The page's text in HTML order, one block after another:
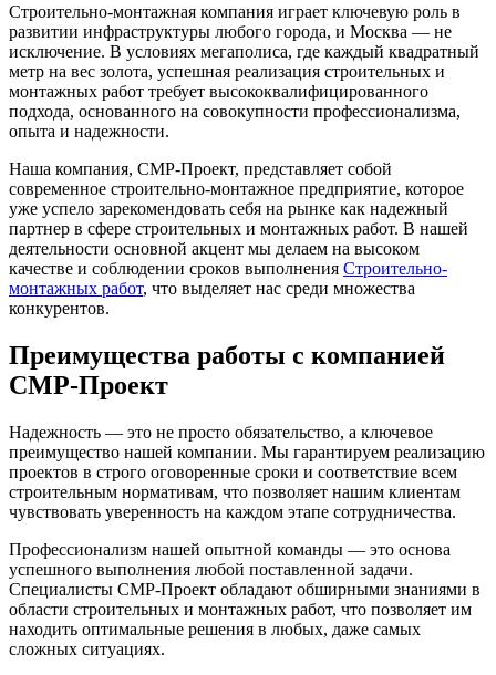
Строительно-монтажная компания играет ключевую роль в
развитии инфраструктуры любого города, и Москва — не
исключение. В условиях мегаполиса, где каждый квадратный
метр на вес золота, успешная реализация строительных и
монтажных работ требует высококвалифицированного
подхода, основанного на совокупности профессионализма,
опыта и надежности.
Наша компания, СМР-Проект, представляет собой
современное строительно-монтажное предприятие, которое
уже успело зарекомендовать себя на рынке как надежный
партнер в сфере строительных и монтажных работ. В нашей
деятельности основной акцент мы делаем на высоком
качестве и соблюдении сроков выполнения Строительно-
монтажных работ, что выделяет нас среди множества
конкурентов.
Преимущества работы с компанией
СМР-Проект
Надежность — это не просто обязательство, а ключевое
преимущество нашей компании. Мы гарантируем реализацию
проектов в строго оговоренные сроки и соответствие всем
строительным нормативам, что позволяет нашим клиентам
чувствовать уверенность на каждом этапе сотрудничества.
Профессионализм нашей опытной команды — это основа
успешного выполнения любой поставленной задачи.
Специалисты СМР-Проект обладают обширными знаниями в
области строительных и монтажных работ, что позволяет им
находить оптимальные решения в любых, даже самых
сложных ситуациях.